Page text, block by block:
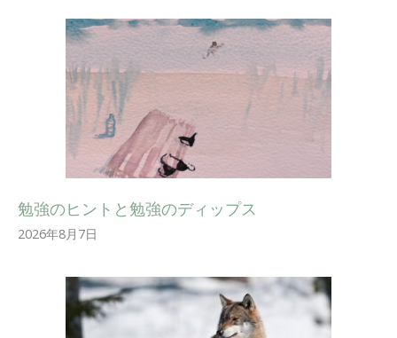
勉強のヒントと勉強のディップス
2026年8月7日